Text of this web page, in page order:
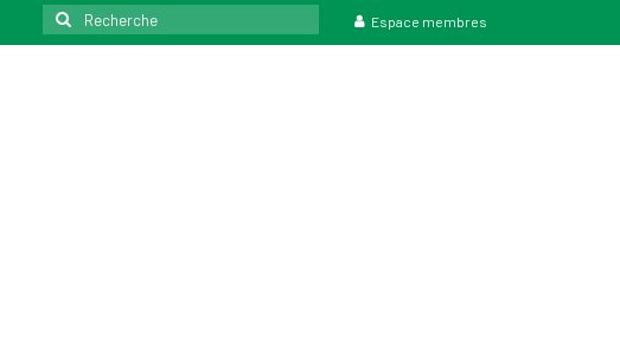
Rechercher
:
Espace membres